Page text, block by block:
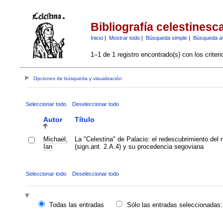
Bibliografía
Inicio| Mostrar todo| Búsqueda simple| Búsqueda
1–1 de 1 registro encontrado(s) con los
Opciones de búsqueda y visualización
Seleccionar todo Deseleccionar todo
Autor Título
Michael,
Ian
La "Celestina" de Palacio: el redescubrimiento del
(sign.ant. 2.A.4) y su procedencia segoviana
Seleccionar todo Deseleccionar todo
Todas las entradas
Sólo las entradas seleccionadas: